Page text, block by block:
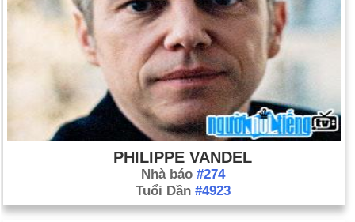
PHILIPPE VANDEL
Nhà báo #274
Tuổi Dần #4923